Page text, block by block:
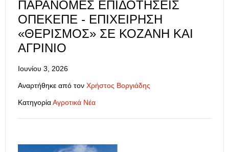
ΠΑΡΆΝΟΜΕΣ ΕΠΙΔΟΤΉΣΕΙΣ
ΟΠΕΚΕΠΕ - ΕΠΙΧΕΊΡΗΣΗ
«ΘΕΡΙΣΜΌΣ» ΣΕ ΚΟΖΆΝΗ ΚΑΙ
ΑΓΡΊΝΙΟ
Ιουνίου 3, 2026
Αναρτήθηκε από τον Χρήστος Βοργιάδης
ΚατηγορίαΑγροτικά Νέα